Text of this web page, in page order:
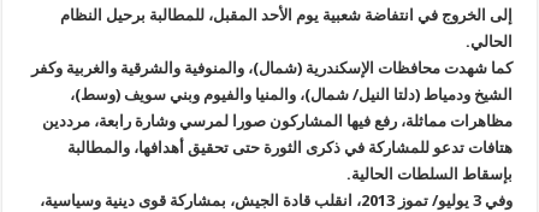
إلى الخروج في انتفاضة شعبية يوم الأحد المقبل، للمطالبة برحيل النظام
الحالي.
كما شهدت محافظات الإسكندرية (شمال)، والمنوفية والشرقية والغربية وكفر
الشيخ ودمياط (دلتا النيل/ شمال)، والمنيا والفيوم وبني سويف (وسط)،
مظاهرات مماثلة، رفع فيها المشاركون صورا لمرسي وشارة رابعة، مرددين
هتافات تدعو للمشاركة في ذكرى الثورة حتى تحقيق أهدافها، والمطالبة
بإسقاط السلطات الحالية.
وفي 3 يوليو/ تموز 2013، انقلب قادة الجيش، بمشاركة قوى دينية وسياسية،